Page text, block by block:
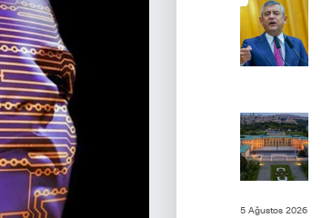
5 Ağustos 2026